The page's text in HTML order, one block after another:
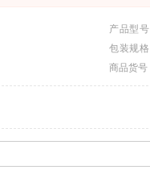
产品型号
包装规格
商品货号